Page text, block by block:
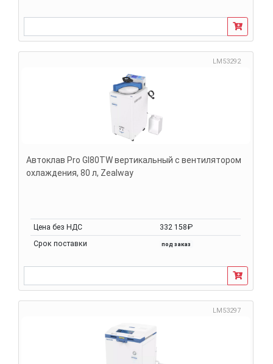
LM53292
Автоклав Pro GI80TW вертикальный с вентилятором
охлаждения, 80 л, Zealway
Цена без НДС
332 158₽
Срок поставки
под заказ
LM53297